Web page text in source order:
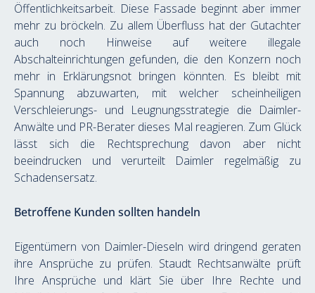
Öffentlichkeitsarbeit. Diese Fassade beginnt aber immer
mehr zu bröckeln. Zu allem Überfluss hat der Gutachter
auch noch Hinweise auf weitere illegale
Abschalteinrichtungen gefunden, die den Konzern noch
mehr in Erklärungsnot bringen könnten. Es bleibt mit
Spannung abzuwarten, mit welcher scheinheiligen
Verschleierungs- und Leugnungsstrategie die Daimler-
Anwälte und PR-Berater dieses Mal reagieren. Zum Glück
lässt sich die Rechtsprechung davon aber nicht
beeindrucken und verurteilt Daimler regelmäßig zu
Schadensersatz.
Betroffene Kunden sollten handeln
Eigentümern von Daimler-Dieseln wird dringend geraten
ihre Ansprüche zu prüfen. Staudt Rechtsanwälte prüft
Ihre Ansprüche und klärt Sie über Ihre Rechte und